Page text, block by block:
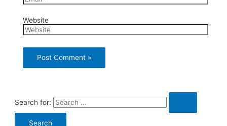
Website
Search for: